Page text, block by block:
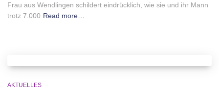
Frau aus Wendlingen schildert eindrücklich, wie sie und ihr Mann
trotz 7.000 Read more…
AKTUELLES